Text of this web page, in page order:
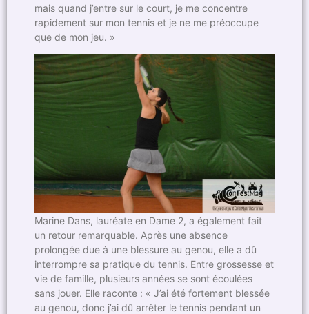
mais quand j’entre sur le court, je me concentre
rapidement sur mon tennis et je ne me préoccupe
que de mon jeu. »
Marine Dans, lauréate en Dame 2, a également fait
un retour remarquable. Après une absence
prolongée due à une blessure au genou, elle a dû
interrompre sa pratique du tennis. Entre grossesse et
vie de famille, plusieurs années se sont écoulées
sans jouer. Elle raconte : « J’ai été fortement blessée
au genou, donc j’ai dû arrêter le tennis pendant un